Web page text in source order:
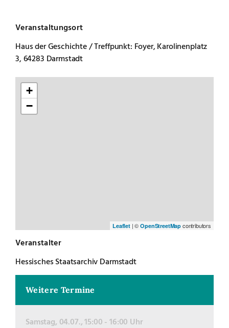
Veranstaltungsort
Haus der Geschichte / Treffpunkt: Foyer, Karolinenplatz
3, 64283 Darmstadt
+
−
Leaflet| ©OpenStreetMap contributors
Veranstalter
Hessisches Staatsarchiv Darmstadt
Weitere Termine
Samstag, 04.07., 15:00 - 16:00 Uhr